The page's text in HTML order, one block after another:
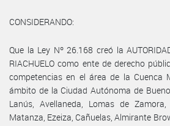
CONSIDERANDO:
Que la Ley Nº 26.168 creó la
RIACHUELO como ente de derecho
competencias en el área de la Cuenca
ámbito de la Ciudad Autónoma de
Lanús, Avellaneda, Lomas de
Matanza, Ezeiza, Cañuelas, Almirante